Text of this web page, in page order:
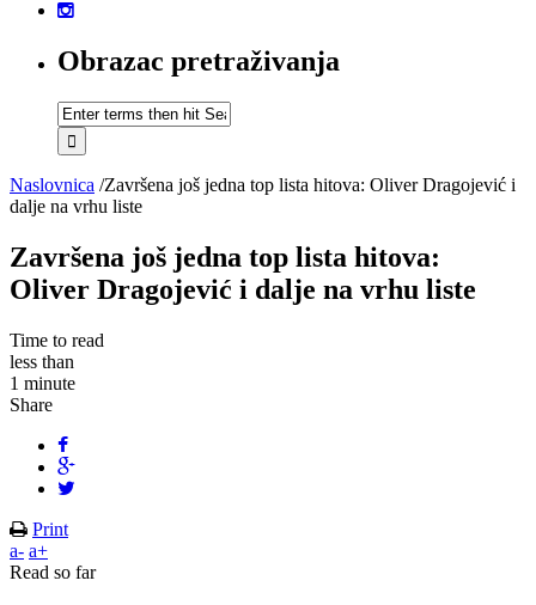
Obrazac pretraživanja
Naslovnica /Završena još jedna top lista hitova: Oliver Dragojević i
dalje na vrhu liste
Završena još jedna top lista hitova:
Oliver Dragojević i dalje na vrhu liste
Time to read
less than
1 minute
Share
Print
a- a+
Read so far